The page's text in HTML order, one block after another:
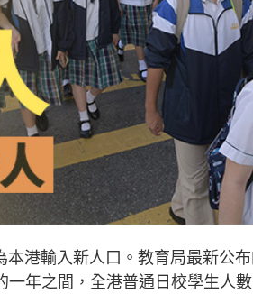
港輸入新人口。教育局最新公
一年之間，全港普通日校學生人